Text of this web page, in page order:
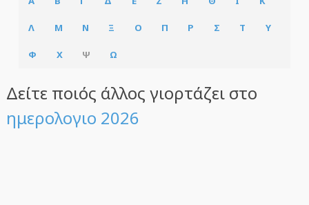
Λ Μ Ν Ξ Ο Π Ρ Σ Τ Υ
Φ Χ Ψ Ω
Δείτε ποιός άλλος γιορτάζει στο
ημερολογιο 2026